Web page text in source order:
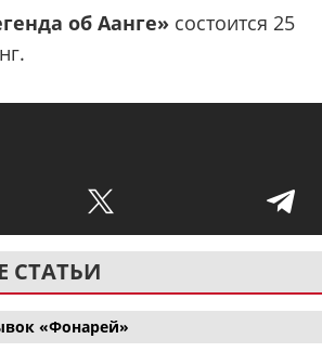
об Аанге» состоится 25
СТАТЬИ
«Фонарей»